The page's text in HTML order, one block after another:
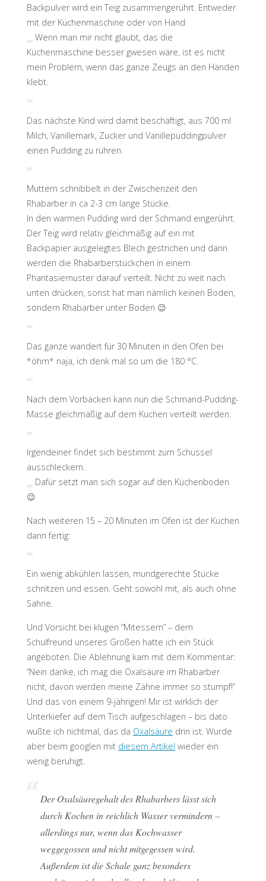
Backpulver wird ein Teig zusammengerührt. Entweder
mit der Küchenmaschine oder von Hand
Wenn man mir nicht glaubt, das die
Küchenmaschine besser gwesen wäre, ist es nicht
mein Problem, wenn das ganze Zeugs an den Händen
klebt.
Das nächste Kind wird damit beschäftigt, aus 700 ml
Milch, Vanillemark, Zucker und Vanillepuddingpulver
einen Pudding zu rühren.
Muttern schnibbelt in der Zwischenzeit den
Rhabarber in ca 2-3 cm lange Stücke.
In den warmen Pudding wird der Schmand eingerührt.
Der Teig wird relativ gleichmäßig auf ein mit
Backpapier ausgelegtes Blech gestrichen und dann
werden die Rhabarberstückchen in einem
Phantasiemuster darauf verteilt. Nicht zu weit nach
unten drücken, sonst hat man nämlich keinen Boden,
sondern Rhabarber unter Boden 😉
Das ganze wandert für 30 Minuten in den Ofen bei
*öhm* naja, ich denk mal so um die 180 °C.
Nach dem Vorbacken kann nun die Schmand-Pudding-
Masse gleichmäßig auf dem Kuchen verteilt werden.
Irgendeiner findet sich bestimmt zum Schüssel
ausschleckern.
Dafür setzt man sich sogar auf den Küchenboden
😉
Nach weiteren 15 – 20 Minuten im Ofen ist der Kuchen
dann fertig:
Ein wenig abkühlen lassen, mundgerechte Stücke
schnitzen und essen. Geht sowohl mit, als auch ohne
Sahne.
Und Vorsicht bei klugen “Mitessern” – dem
Schulfreund unseres Großen hatte ich ein Stück
angeboten. Die Ablehnung kam mit dem Kommentar:
“Nein danke, ich mag die Oxalsäure im Rhabarber
nicht, davon werden meine Zähne immer so stumpf!”
Und das von einem 9-jährigen! Mir ist wirklich der
Unterkiefer auf dem Tisch aufgeschlagen – bis dato
wußte ich nichtmal, das da Oxalsäure drin ist. Wurde
aber beim googlen mit diesem Artikel wieder ein
wenig beruhigt.
Der Oxalsäuregehalt des Rhabarbers lässt sich
durch Kochen in reichlich Wasser vermindern –
allerdings nur, wenn das Kochwasser
weggegossen und nicht mitgegessen wird.
Außerdem ist die Schale ganz besonders